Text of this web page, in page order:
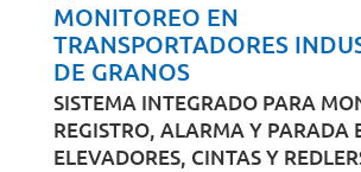
MONITOREO EN
TRANSPORTADORES
DE GRANOS
SISTEMA INTEGRADO PARA
REGISTRO, ALARMA Y PARADA
ELEVADORES, CINTAS Y